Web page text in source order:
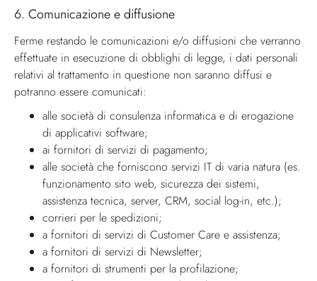
6. Comunicazione e diffusione
Ferme restando le comunicazioni e/o diffusioni che verranno
effettuate in esecuzione di obblighi di legge, i dati perso­nali
relativi al trattamento in questione non saranno diffusi e
potranno essere comunicati:
alle società di consulenza informatica e di erogazione
di applicativi software;
ai fornitori di servizi di pagamento;
alle società che forniscono servizi IT di varia natura (es.
funzionamento sito web, sicurezza dei sistemi,
assistenza tecnica, server, CRM, social log-in, etc.);
corrieri per le spedizioni;
a fornitori di servizi di Customer Care e assistenza;
a fornitori di servizi di Newsletter;
a fornitori di strumenti per la profilazione;